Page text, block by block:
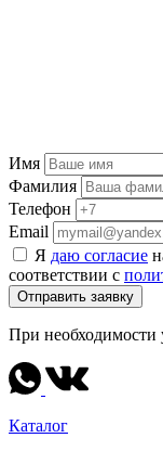
Имя
Фамилия
Телефон
Email
Я даю согласие
соответствии с
Отправить заявку
При необходимости
Каталог